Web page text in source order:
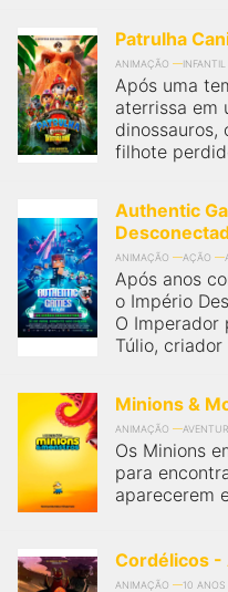
Patrulha
ANIMAÇÃO INFANTIL
Após uma
aterrissa em
dinossauros,
filhote
Authentic
ANIMAÇÃO AÇÃO
Após anos
o Império
O Imperador
Túlio, criador
Minions &
ANIMAÇÃO
Os Minions
para
aparecerem
Cordélicos -
ANIMAÇÃO 10 ANOS